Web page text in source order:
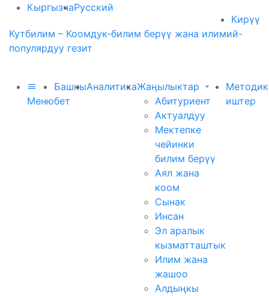
КыргызчаРусский
Кирүү
Кутбилим – Коомдук-билим берүү жана илимий-
популярдуу гезит
Меню
Башкы
бет
АналитикаЖаңылыктар
Абитуриент
Актуалдуу
Мектепке
чейинки
билим берүү
Аял жана
коом
Сынак
Инсан
Эл аралык
кызматташтык
Илим жана
жашоо
Алдыңкы
иштер